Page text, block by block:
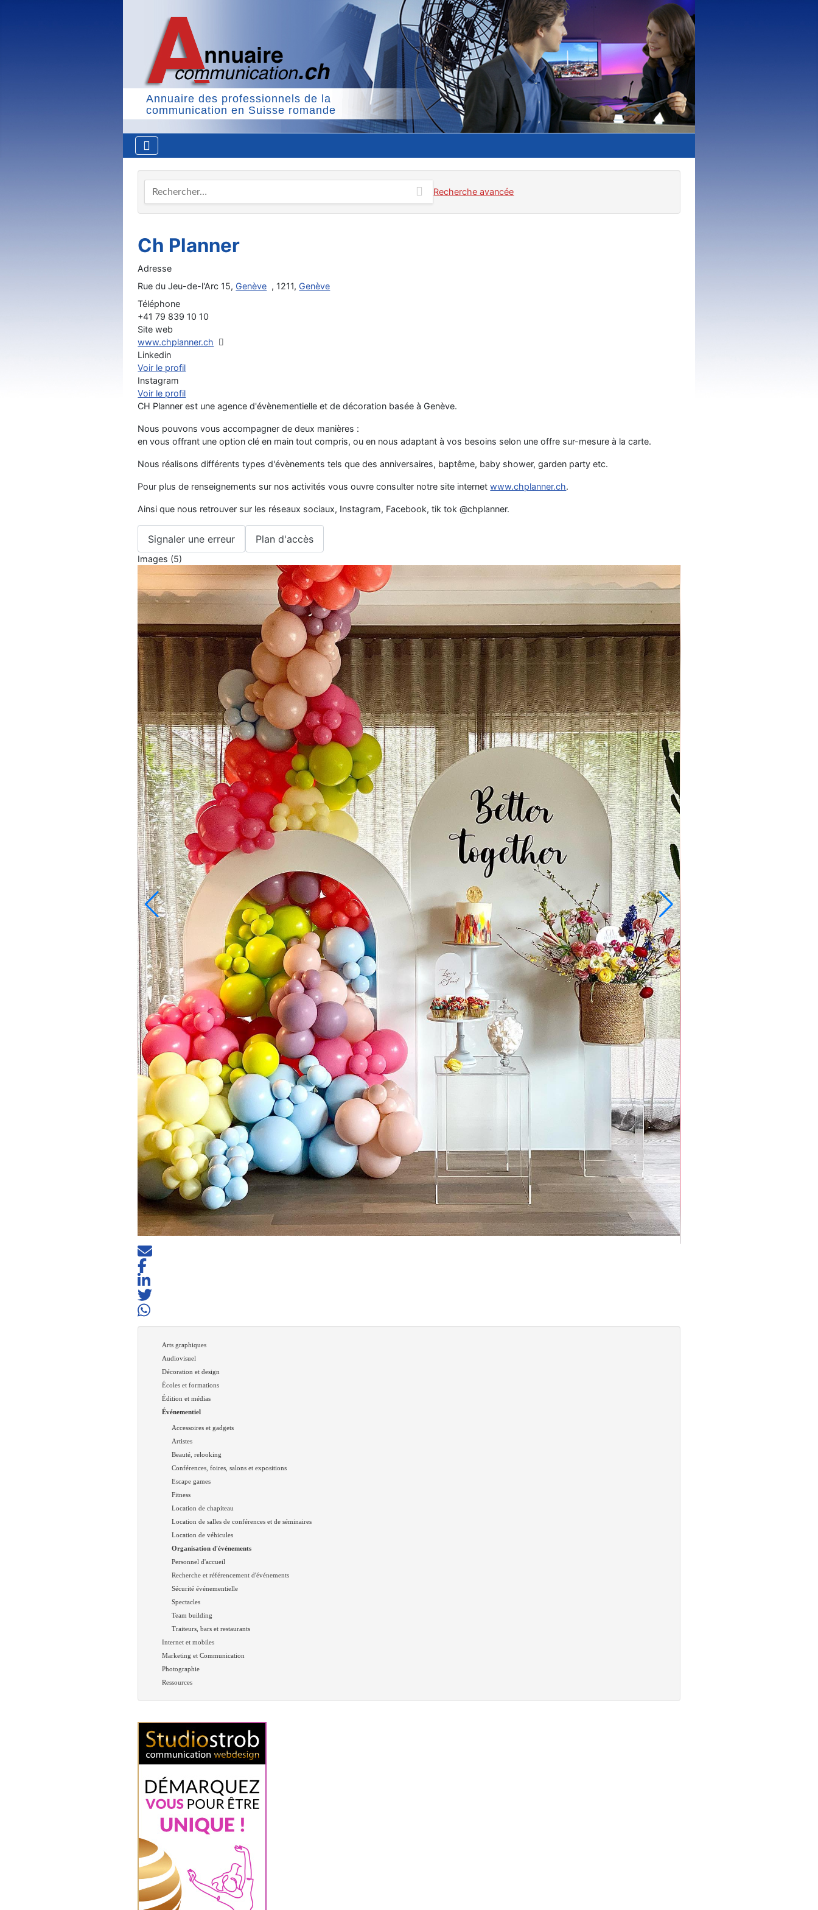
Annuaire des professionnels de la
communication en Suisse romande
Recherche avancée
Ch Planner
Adresse
Rue du Jeu-de-l'Arc 15,Genève , 1211,Genève
Téléphone
+41 79 839 10 10
Site web
www.chplanner.ch
Linkedin
Voir le profil
Instagram
Voir le profil
CH Planner est une agence d'évènementielle et de décoration basée à Genève.
Nous pouvons vous accompagner de deux manières :
en vous offrant une option clé en main tout compris, ou en nous adaptant à vos besoins selon une offre sur-mesure à la carte.
Nous réalisons différents types d'évènements tels que des anniversaires, baptême, baby shower, garden party etc.
Pour plus de renseignements sur nos activités vous ouvre consulter notre site internetwww.chplanner.ch.
Ainsi que nous retrouver sur les réseaux sociaux, Instagram, Facebook, tik tok @chplanner.
Signaler une erreur Plan d'accès
Images (5)
Arts graphiques
Audiovisuel
Décoration et design
Écoles et formations
Édition et médias
Événementiel
Accessoires et gadgets
Artistes
Beauté, relooking
Conférences, foires, salons et expositions
Escape games
Fitness
Location de chapiteau
Location de salles de conférences et de séminaires
Location de véhicules
Organisation d'événements
Personnel d'accueil
Recherche et référencement d'événements
Sécurité événementielle
Spectacles
Team building
Traiteurs, bars et restaurants
Internet et mobiles
Marketing et Communication
Photographie
Ressources